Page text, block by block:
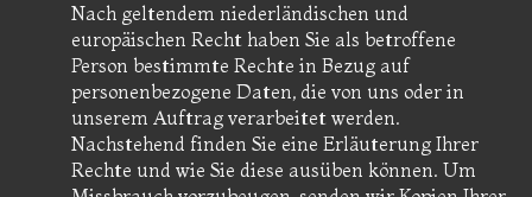
Nach geltendem niederländischen und
europäischen Recht haben Sie als betroffene
Person bestimmte Rechte in Bezug auf
personenbezogene Daten, die von uns oder in
unserem Auftrag verarbeitet werden.
Nachstehend finden Sie eine Erläuterung Ihrer
Rechte und wie Sie diese ausüben können. Um